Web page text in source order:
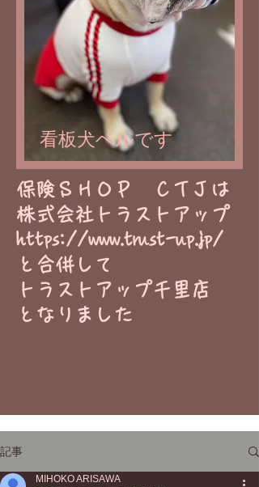
看板犬ベルです
​保険ＳＨＯＰ ＣＴＪは
株式会社トラストアップ
https://www.trust-up.jp/
と合併して
トラストアップ千里店
​となりました
記事
MIHOKO ARISAWA